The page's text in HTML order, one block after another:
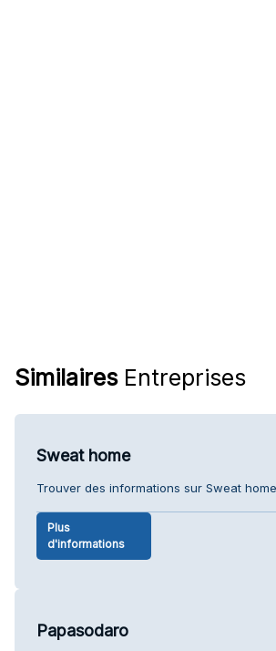
SimilairesEntreprises
Sweat home
Trouver des informations sur Sweat
Plus
d'informations
Papasodaro